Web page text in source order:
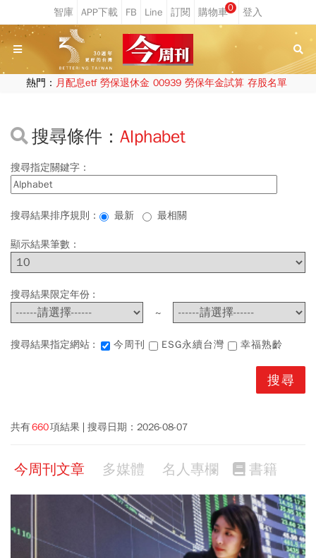
0
熱門： 月配息etf 勞保退休金 00939 勞保年金試算 存股名單
搜尋條件： Alphabet
搜尋指定關鍵字：
搜尋結果排序規則： 最新 最相關
顯示結果筆數：
搜尋結果限定年份 :
~
搜尋結果指定網站 : 今周刊 ESG永續台灣 幸福熟齡
共有660項結果 搜尋日期： 2026-08-07
今周刊文章 多媒體 名人專欄 書籍